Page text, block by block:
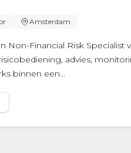
Amsterdam
Non-Financial Risk Specialist
advies,
binnen een...